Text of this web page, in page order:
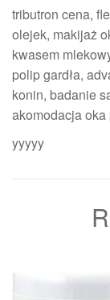
tributron cena,
olejek, makijaż
kwasem
polip gardła,
konin, badanie
akomodacja
yyyyy